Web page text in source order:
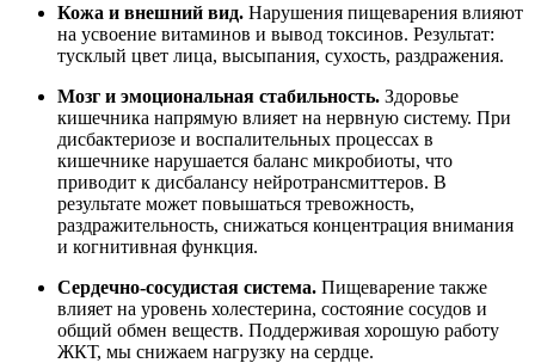
Кожа и внешний вид. Нарушения пищеварения влияют
на усвоение витаминов и вывод токсинов. Результат:
тусклый цвет лица, высыпания, сухость, раздражения.
Мозг и эмоциональная стабильность. Здоровье
кишечника напрямую влияет на нервную систему. При
дисбактериозе и воспалительных процессах в
кишечнике нарушается баланс микробиоты, что
приводит к дисбалансу нейротрансмиттеров. В
результате может повышаться тревожность,
раздражительность, снижаться концентрация внимания
и когнитивная функция.
Сердечно-сосудистая система. Пищеварение также
влияет на уровень холестерина, состояние сосудов и
общий обмен веществ. Поддерживая хорошую работу
ЖКТ, мы снижаем нагрузку на сердце.